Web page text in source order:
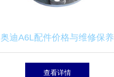
奥迪A6L配件价格与维修保养
指南 找厂家、比价就在汽后
查看详情